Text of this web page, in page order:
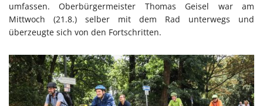
umfassen. Oberbürgermeister Thomas Geisel war am
Mittwoch (21.8.) selber mit dem Rad unterwegs und
überzeugte sich von den Fortschritten.